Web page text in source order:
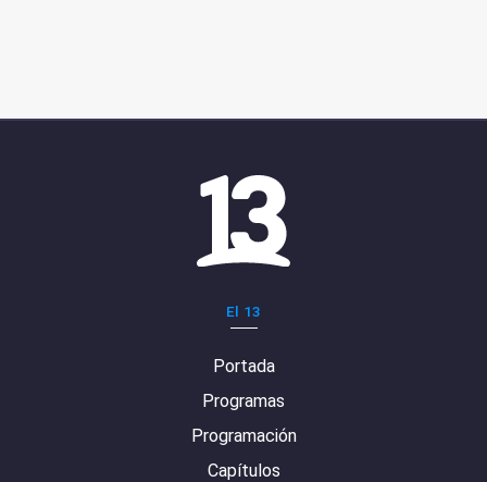
El 13
Portada
Programas
Programación
Capítulos